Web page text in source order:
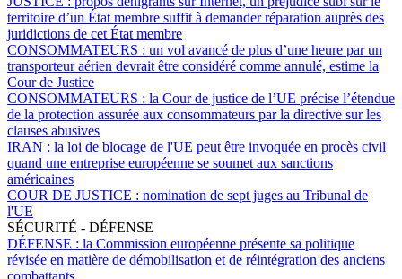
territoire d’un État membre suffit à demander réparation auprès des
juridictions de cet État membre
CONSOMMATEURS : un vol avancé de plus d’une heure par un
transporteur aérien devrait être considéré comme annulé, estime la
Cour de Justice
CONSOMMATEURS : la Cour de justice de l’UE précise l’étendue
de la protection assurée aux consommateurs par la directive sur les
clauses abusives
IRAN : la loi de blocage de l'UE peut être invoquée en procès civil
quand une entreprise européenne se soumet aux sanctions
américaines
COUR DE JUSTICE : nomination de sept juges au Tribunal de
l'UE
SÉCURITÉ - DÉFENSE
DÉFENSE : la Commission européenne présente sa politique
révisée en matière de démobilisation et de réintégration des anciens
combattants